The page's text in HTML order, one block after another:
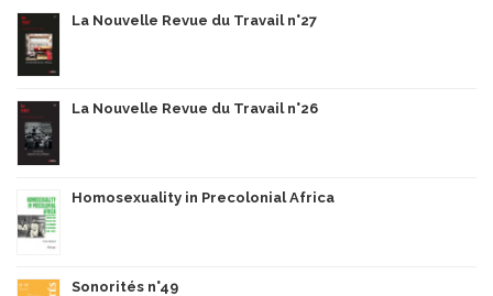
La Nouvelle Revue du Travail n°27
La Nouvelle Revue du Travail n°26
Homosexuality in Precolonial Africa
Sonorités n°49